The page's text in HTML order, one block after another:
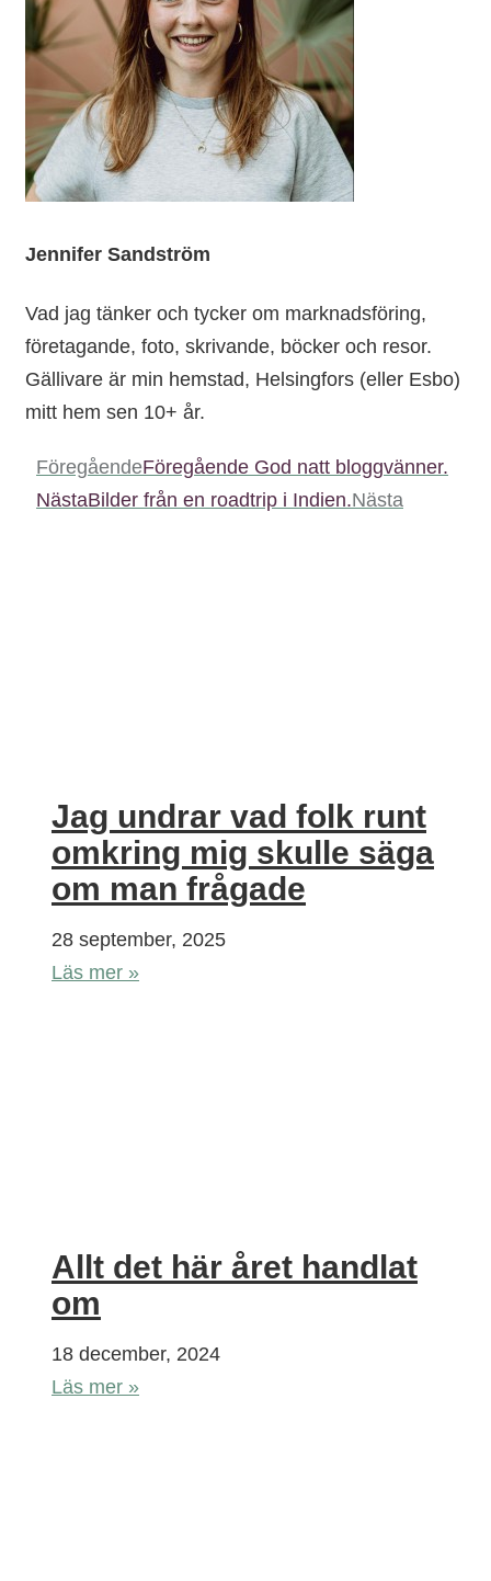
Jennifer Sandström
Vad jag tänker och tycker om marknadsföring,
företagande, foto, skrivande, böcker och resor.
Gällivare är min hemstad, Helsingfors (eller Esbo)
mitt hem sen 10+ år.
FöregåendeFöregående God natt bloggvänner.
NästaBilder från en roadtrip i Indien.Nästa
Jag undrar vad folk runt
omkring mig skulle säga
om man frågade
28 september, 2025
Läs mer »
Allt det här året handlat
om
18 december, 2024
Läs mer »